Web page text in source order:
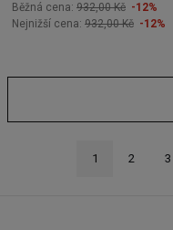
Běžná cena: 932,00 Kč -12%
Nejnižší cena: 932,00 Kč -12%
1 2 3